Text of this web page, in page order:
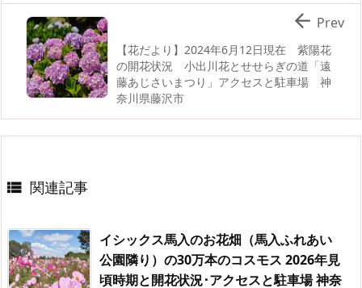
【花だより】2024年6月12日現在 紫陽花
の開花状況 小出川花とせせらぎの道「遠
藤あじさいまつり」アクセスと駐車場 神
奈川県藤沢市
 Prev
 関連記事
イシックス馬入のお花畑（馬入ふれあい
公園隣り）の30万本のコスモス 2026年見
頃時期と開花状況･アクセスと駐車場 神奈